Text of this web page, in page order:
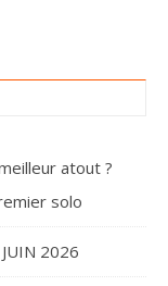
atout ?
solo
2026